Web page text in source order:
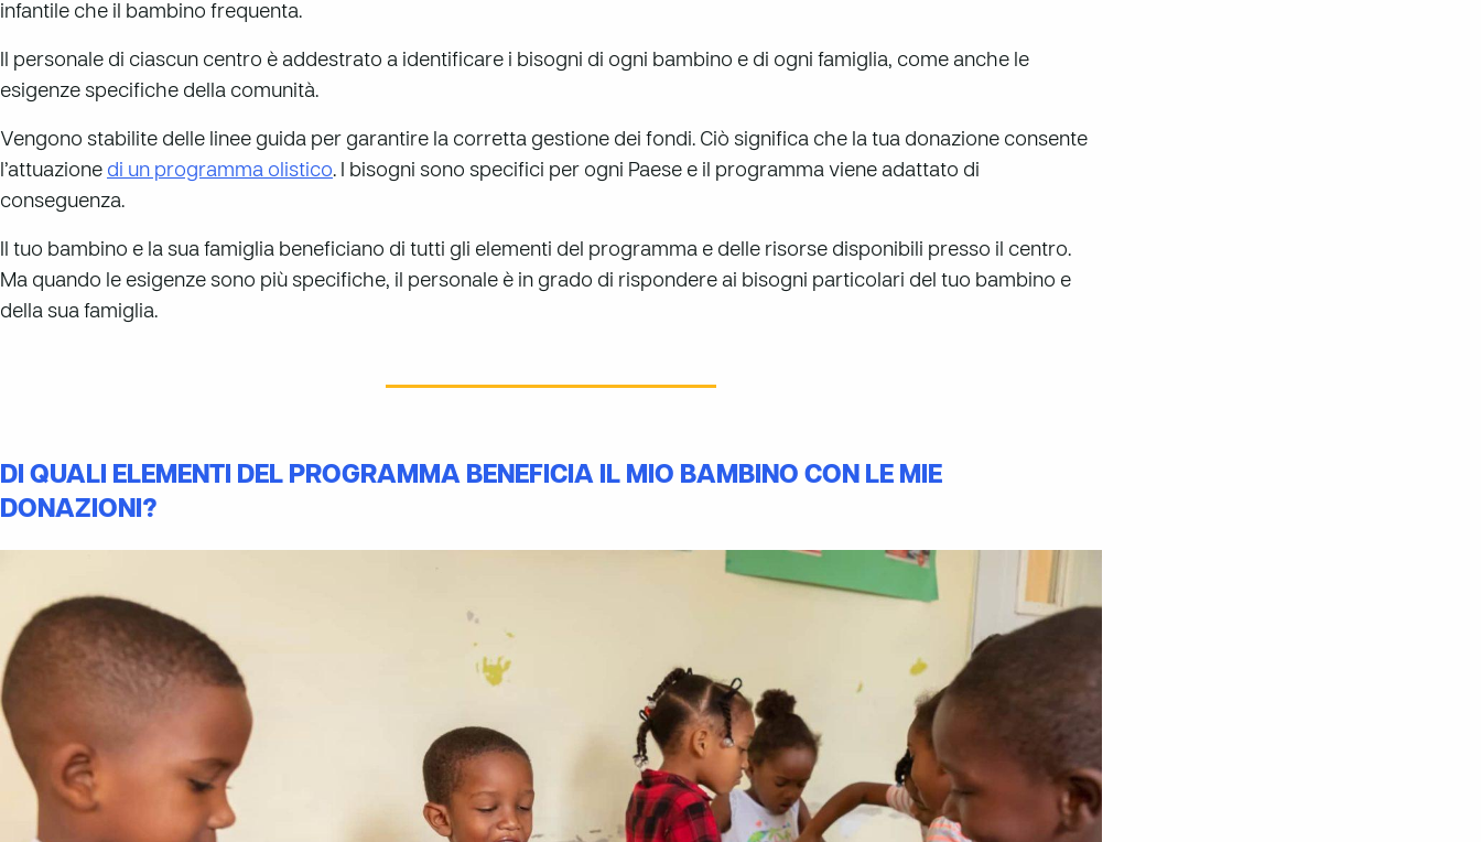
infantile che il bambino frequenta.
Il personale di ciascun centro è addestrato a identificare i bisogni di ogni bambino e di ogni famiglia, come anche le
esigenze specifiche della comunità.
Vengono stabilite delle linee guida per garantire la corretta gestione dei fondi. Ciò significa che la tua donazione consente
l’attuazione di un programma olistico. I bisogni sono specifici per ogni Paese e il programma viene adattato di
conseguenza.
Il tuo bambino e la sua famiglia beneficiano di tutti gli elementi del programma e delle risorse disponibili presso il centro.
Ma quando le esigenze sono più specifiche, il personale è in grado di rispondere ai bisogni particolari del tuo bambino e
della sua famiglia.
DI QUALI ELEMENTI DEL PROGRAMMA BENEFICIA IL MIO BAMBINO CON LE MIE
DONAZIONI?